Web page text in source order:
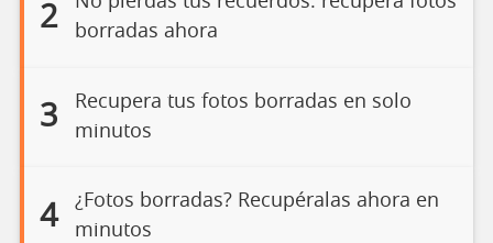
2
borradas ahora
3
Recupera tus fotos borradas en solo
minutos
4
¿Fotos borradas? Recupéralas ahora en
minutos